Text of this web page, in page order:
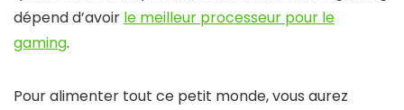
dépend d’avoir le meilleur processeur pour le
gaming.
Pour alimenter tout ce petit monde, vous aurez